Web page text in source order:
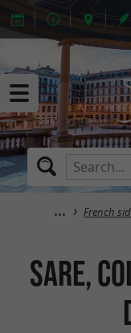
French
Sare,